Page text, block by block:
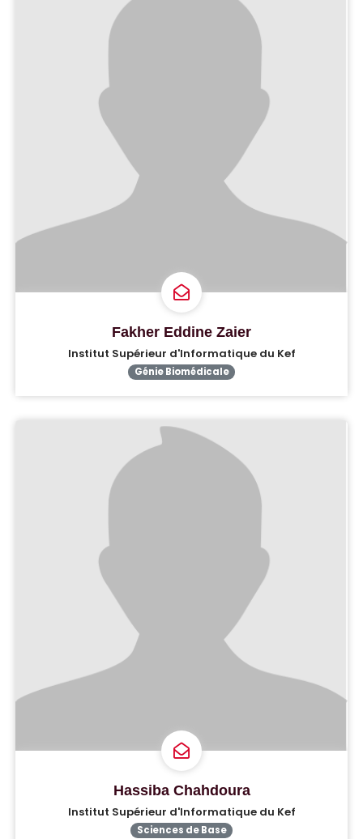
Fakher Eddine Zaier
Institut Supérieur d'Informatique du Kef
Génie Biomédicale
Hassiba Chahdoura
Institut Supérieur d'Informatique du Kef
Sciences de Base